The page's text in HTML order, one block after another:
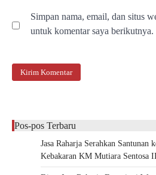
Simpan nama, email, dan situs
untuk komentar saya berikutnya.
Pos-pos Terbaru
Jasa Raharja Serahkan Santunan
Kebakaran KM Mutiara Sentosa II